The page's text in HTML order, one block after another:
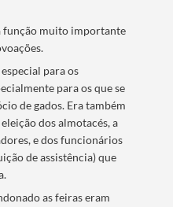
função muito importante
para os
para os que se
de gados. Era também
dos almotacés, a
e dos funcionários
de assistência) que
as feiras eram